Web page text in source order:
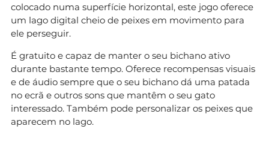
colocado numa superfície horizontal, este jogo oferece
um lago digital cheio de peixes em movimento para
ele perseguir.
É gratuito e capaz de manter o seu bichano ativo
durante bastante tempo. Oferece recompensas visuais
e de áudio sempre que o seu bichano dá uma patada
no ecrã e outros sons que mantêm o seu gato
interessado. Também pode personalizar os peixes que
aparecem no lago.